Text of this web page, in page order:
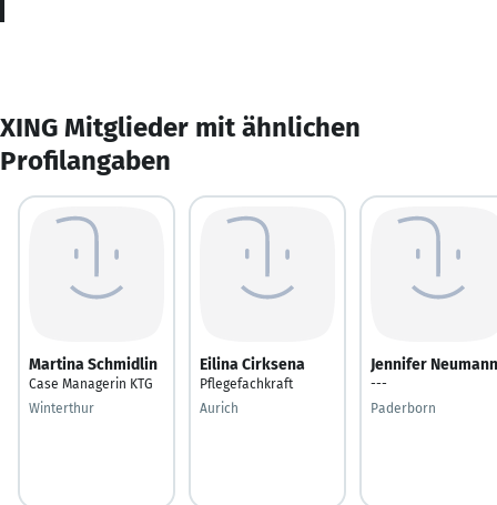
XING Mitglieder mit ähnlichen
Profilangaben
Martina Schmidlin
Case Managerin KTG
Winterthur
Eilina Cirksena
Pflegefachkraft
Aurich
Jennifer Neumann
---
Paderborn